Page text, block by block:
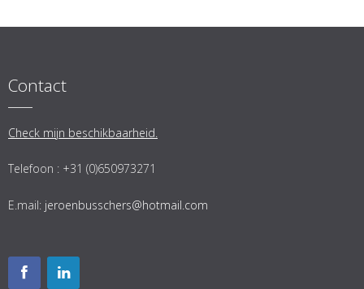
Contact
Check mijn beschikbaarheid.
Telefoon : +31 (0)650973271
E.mail: jeroenbusschers@hotmail.com